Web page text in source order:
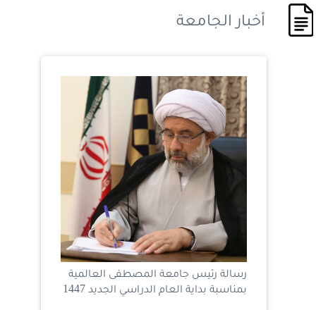
أخبار الجامعة
رسالة رئيس جامعة المصطفى العالمية
بمناسبة بداية العام الدراسي الجديد 1447